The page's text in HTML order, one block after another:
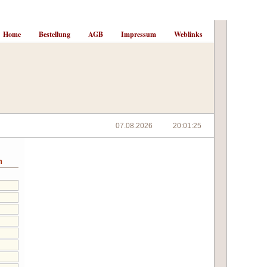
Home Bestellung AGB Impressum Weblinks